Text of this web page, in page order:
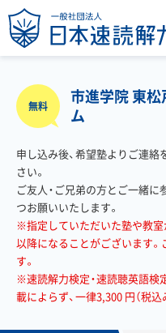
無料
市進学院 東
ム
申し込み後、希望塾よりご連
さい。
ご友人・ご兄弟の方とご一緒
つお願いいたします。
※指定していただいた塾や教室
以降になることがございます
す。
※速読解力検定・速読聴英語検
載によらず、一律3,300 円（税込